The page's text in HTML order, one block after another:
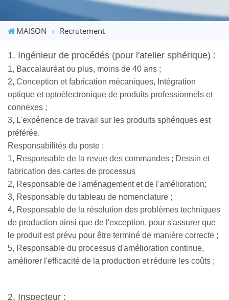
MAISON Recrutement
1. Ingénieur de procédés (pour l'atelier sphérique) :
1, Baccalauréat ou plus, moins de 40 ans ;
2, Conception et fabrication mécaniques, Intégration
optique et optoélectronique de produits professionnels et
connexes ;
3, L'expérience de travail sur les produits sphériques est
préférée.
Responsabilités du poste :
1, Responsable de la revue des commandes ; Dessin et
fabrication des cartes de processus
2, Responsable de l'aménagement et de l'amélioration;
3, Responsable du tableau de nomenclature ;
4, Responsable de la résolution des problèmes techniques
de production ainsi que de l'exception, pour s'assurer que
le produit est prévu pour être terminé de manière correcte ;
5, Responsable du processus d'amélioration continue,
améliorer l'efficacité de la production et réduire les coûts ;
2. Inspecteur :